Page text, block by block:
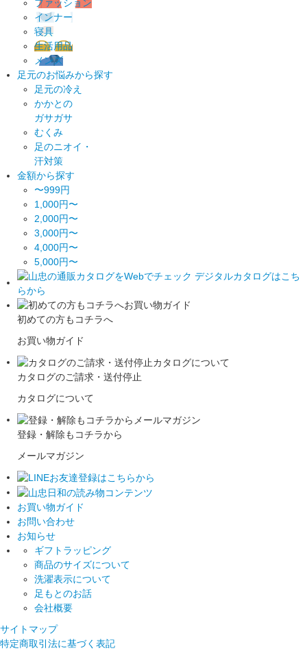
ファッション
インナー
寝具
生活用品
メンズ
足元のお悩みから探す
足元の冷え
かかとの
ガサガサ
むくみ
足のニオイ・
汗対策
金額から探す
〜999円
1,000円〜
2,000円〜
3,000円〜
4,000円〜
5,000円〜
初めての方もコチラへ
お買い物ガイド
カタログのご請求・送付停止
カタログについて
登録・解除もコチラから
メールマガジン
お買い物ガイド
お問い合わせ
お知らせ
ギフトラッピング
商品のサイズについて
洗濯表示について
足もとのお話
会社概要
サイトマップ
特定商取引法に基づく表記